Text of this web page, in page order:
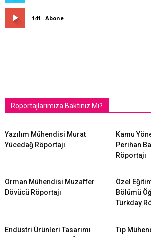
141 Abone
Röportajlarımıza Baktınız Mı?
Yazılım Mühendisi Murat
Yücedağ Röportajı
Kamu
Perihan
Röportajı
Orman Mühendisi Muzaffer
Dövücü Röportajı
Özel
Bölümü
Türkday
Endüstri Ürünleri Tasarımı
Tıp